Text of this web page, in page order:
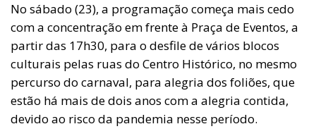
No sábado (23), a programação começa mais cedo
com a concentração em frente à Praça de Eventos, a
partir das 17h30, para o desfile de vários blocos
culturais pelas ruas do Centro Histórico, no mesmo
percurso do carnaval, para alegria dos foliões, que
estão há mais de dois anos com a alegria contida,
devido ao risco da pandemia nesse período.